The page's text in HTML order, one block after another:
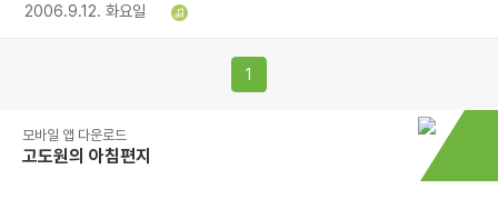
2006.9.12. 화요일
1
모바일 앱 다운로드
고도원의 아침편지